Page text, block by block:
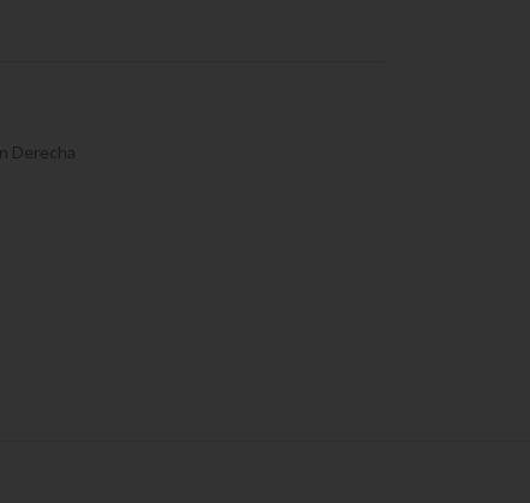
Derecha